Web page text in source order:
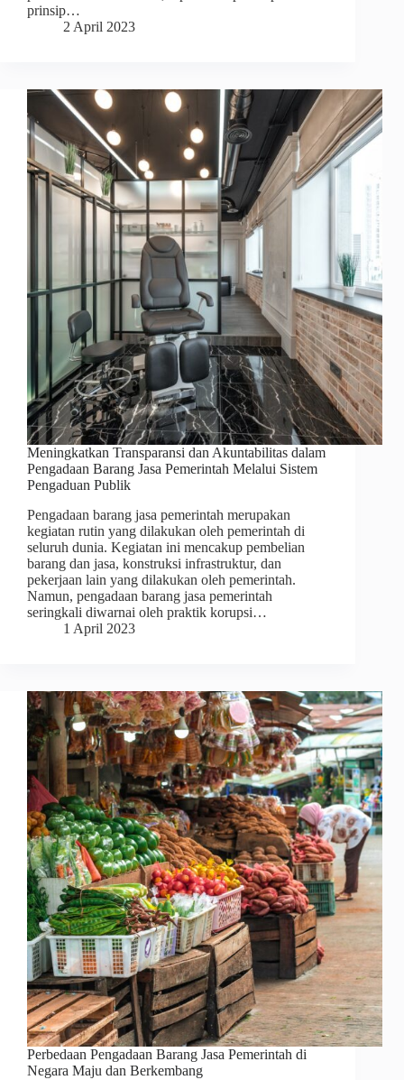
prinsip…
2 April 2023
Meningkatkan Transparansi dan Akuntabilitas dalam
Pengadaan Barang Jasa Pemerintah Melalui Sistem
Pengaduan Publik
Pengadaan barang jasa pemerintah merupakan
kegiatan rutin yang dilakukan oleh pemerintah di
seluruh dunia. Kegiatan ini mencakup pembelian
barang dan jasa, konstruksi infrastruktur, dan
pekerjaan lain yang dilakukan oleh pemerintah.
Namun, pengadaan barang jasa pemerintah
seringkali diwarnai oleh praktik korupsi…
1 April 2023
Perbedaan Pengadaan Barang Jasa Pemerintah di
Negara Maju dan Berkembang